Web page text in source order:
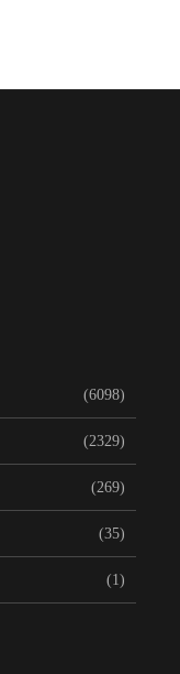
(6098)
(2329)
(269)
(35)
(1)